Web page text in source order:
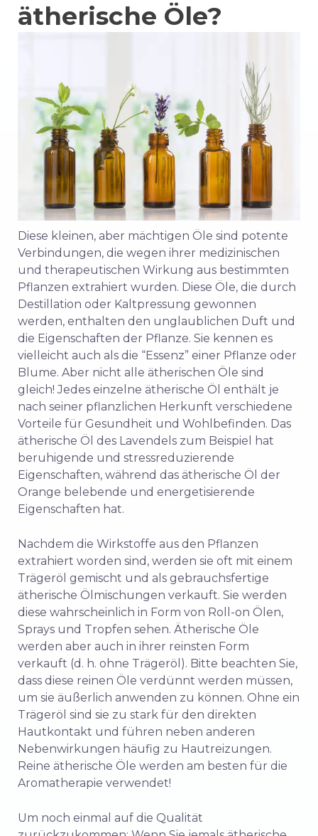
ätherische Öle?
Diese kleinen, aber mächtigen Öle sind potente
Verbindungen, die wegen ihrer medizinischen
und therapeutischen Wirkung aus bestimmten
Pflanzen extrahiert wurden. Diese Öle, die durch
Destillation oder Kaltpressung gewonnen
werden, enthalten den unglaublichen Duft und
die Eigenschaften der Pflanze. Sie kennen es
vielleicht auch als die “Essenz” einer Pflanze oder
Blume. Aber nicht alle ätherischen Öle sind
gleich! Jedes einzelne ätherische Öl enthält je
nach seiner pflanzlichen Herkunft verschiedene
Vorteile für Gesundheit und Wohlbefinden. Das
ätherische Öl des Lavendels zum Beispiel hat
beruhigende und stressreduzierende
Eigenschaften, während das ätherische Öl der
Orange belebende und energetisierende
Eigenschaften hat.
Nachdem die Wirkstoffe aus den Pflanzen
extrahiert worden sind, werden sie oft mit einem
Trägeröl gemischt und als gebrauchsfertige
ätherische Ölmischungen verkauft. Sie werden
diese wahrscheinlich in Form von Roll-on Ölen,
Sprays und Tropfen sehen. Ätherische Öle
werden aber auch in ihrer reinsten Form
verkauft (d. h. ohne Trägeröl). Bitte beachten Sie,
dass diese reinen Öle verdünnt werden müssen,
um sie äußerlich anwenden zu können. Ohne ein
Trägeröl sind sie zu stark für den direkten
Hautkontakt und führen neben anderen
Nebenwirkungen häufig zu Hautreizungen.
Reine ätherische Öle werden am besten für die
Aromatherapie verwendet!
Um noch einmal auf die Qualität